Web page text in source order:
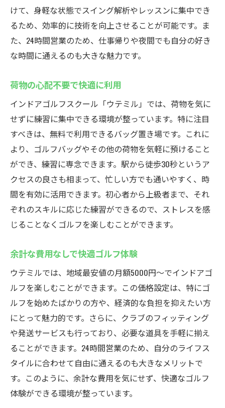
けて、身軽な状態でスイング解析やレッスンに集中でき
るため、効率的に技術を向上させることが可能です。ま
た、24時間営業のため、仕事帰りや夜間でも自分の好き
な時間に通えるのも大きな魅力です。
荷物の心配不要で快適に利用
インドアゴルフスクール「ウテミル」では、荷物を気に
せずに練習に集中できる環境が整っています。特に注目
すべきは、無料で利用できるバッグ置き場です。これに
より、ゴルフバッグやその他の荷物を気軽に預けること
ができ、練習に専念できます。駅から徒歩30秒というア
クセスの良さも相まって、忙しい方でも通いやすく、時
間を有効に活用できます。初心者から上級者まで、それ
ぞれのスキルに応じた練習ができるので、ストレスを感
じることなくゴルフを楽しむことができます。
余計な費用なしで快適ゴルフ体験
ウテミルでは、地域最安値の月額5000円〜でインドアゴ
ルフを楽しむことができます。この価格設定は、特にゴ
ルフを始めたばかりの方や、経済的な負担を抑えたい方
にとって魅力的です。さらに、クラブのフィッティング
や発送サービスも行っており、必要な道具を手軽に揃え
ることができます。24時間営業のため、自分のライフス
タイルに合わせて自由に通えるのも大きなメリットで
す。このように、余計な費用を気にせず、快適なゴルフ
体験ができる環境が整っています。